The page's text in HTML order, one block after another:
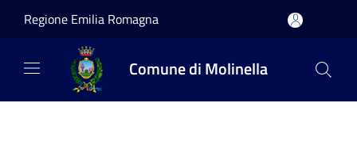
Regione Emilia Romagna
Comune di Molinella